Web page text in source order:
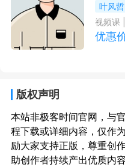
叶风哲
视频课|
优惠
版权声明
本站非极客时间官网，与
程下载或详细内容，仅作
励大家支持正版，尊重创
助创作者持续产出优质内